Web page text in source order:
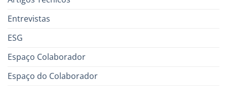
Entrevistas
ESG
Espaço Colaborador
Espaço do Colaborador